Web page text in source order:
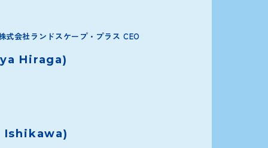
式会社ランドスケープ・プラス CEO
Hiraga)
Ishikawa)